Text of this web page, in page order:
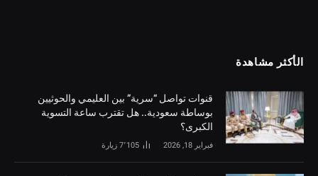
الأكثر مشاهدة
قنوات تواصل “سرية” بين العليمي والحوثيين
بوساطة سعودية.. هل تقترب ساعة التسوية
الكبرى؟
فبراير 18, 2026 7٬105 زيارة